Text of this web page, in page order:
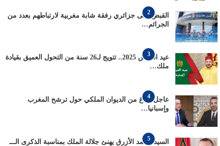
2
القبض على جزائري رفقة شابة مغربية لارتباطهم بعدد من
الجرائم…
3
عيد العرش 2025.. تتويج لـ26 سنة من التحول العميق بقيادة
ملك…
4
عاجل: بلاغ من الديوان الملكي حول ترشح المغرب
وإسبانيا…
5
السيد محمد الأزرق يهنئ جلالة الملك بمناسبة الذكرى الـــ